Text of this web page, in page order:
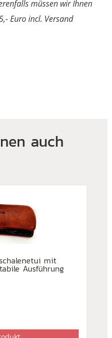
müssen wir Ihnen
Euro incl. Versand
auch
mit
Ausführung